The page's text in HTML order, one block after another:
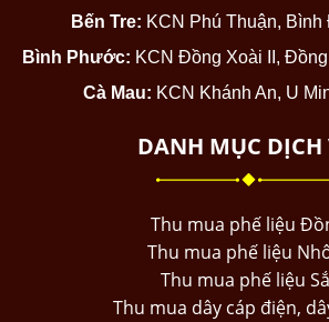
Bến Tre: KCN Phú Thuận, Bình
Bình Phước: KCN Đồng Xoài II,
Cà Mau: KCN Khánh An, U
DANH MỤC DỊCH
Thu mua phế liệu
Thu mua phế liệu
Thu mua phế liệu
Thu mua dây cáp điện,